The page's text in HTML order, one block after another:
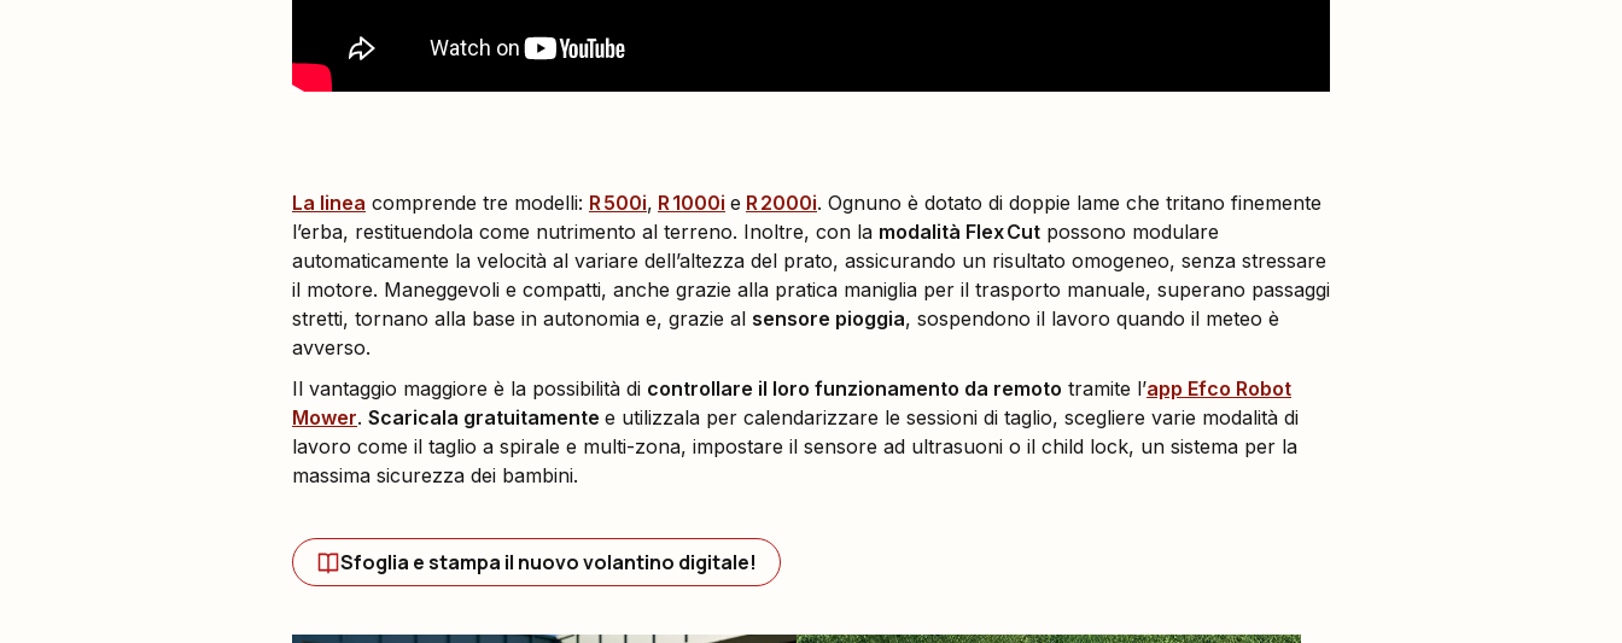
La linea comprende tre modelli: R 500i, R 1000i e R 2000i. Ognuno è dotato di doppie lame che tritano finemente
l’erba, restituendola come nutrimento al terreno. Inoltre, con la modalità Flex Cut possono modulare
automaticamente la velocità al variare dell’altezza del prato, assicurando un risultato omogeneo, senza stressare
il motore. Maneggevoli e compatti, anche grazie alla pratica maniglia per il trasporto manuale, superano passaggi
stretti, tornano alla base in autonomia e, grazie al sensore pioggia, sospendono il lavoro quando il meteo è
avverso.
Il vantaggio maggiore è la possibilità di controllare il loro funzionamento da remoto tramite l’app Efco Robot
Mower. Scaricala gratuitamente e utilizzala per calendarizzare le sessioni di taglio, scegliere varie modalità di
lavoro come il taglio a spirale e multi-zona, impostare il sensore ad ultrasuoni o il child lock, un sistema per la
massima sicurezza dei bambini.
Sfoglia e stampa il nuovo volantino digitale!